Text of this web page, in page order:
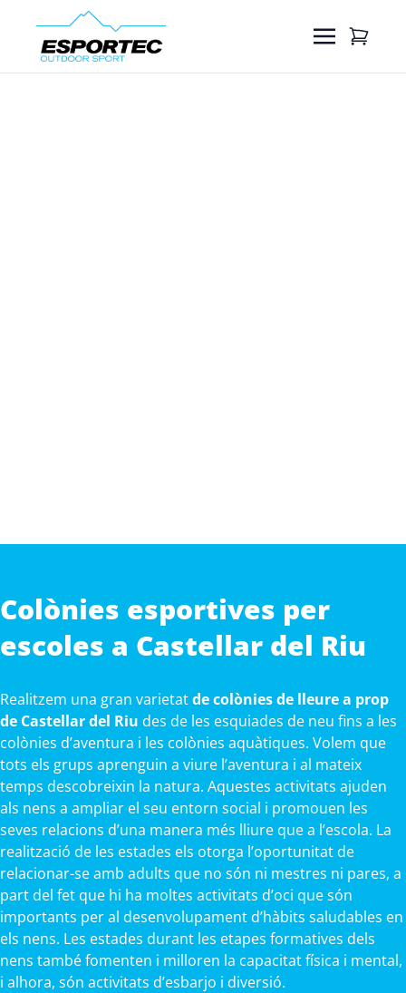
Colònies esportives per
escoles a Castellar del Riu
Realitzem una gran varietatde colònies de lleure a prop
de Castellar del Riu des de les esquiades de neu fins a les
colònies d’aventura i les colònies aquàtiques. Volem que
tots els grups aprenguin a viure l’aventura i al mateix
temps descobreixin la natura. Aquestes activitats ajuden
als nens a ampliar el seu entorn social i promouen les
seves relacions d’una manera més lliure que a l’escola. La
realització de les estades els otorga l’oportunitat de
relacionar-se amb adults que no són ni mestres ni pares, a
part del fet que hi ha moltes activitats d’oci que són
importants per al desenvolupament d’hàbits saludables en
els nens. Les estades durant les etapes formatives dels
nens també fomenten i milloren la capacitat física i mental,
i alhora, són activitats d’esbarjo i diversió.